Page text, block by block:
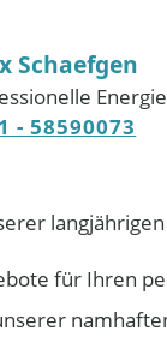
Schaefgen
- 58590073
für Ihren